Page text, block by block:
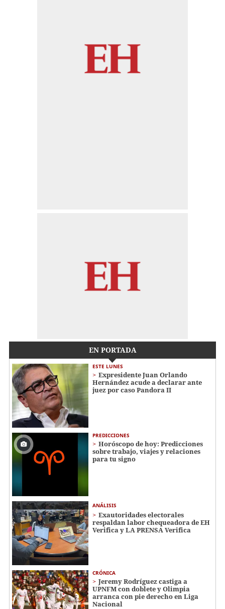
EN PORTADA
ESTE LUNES
Expresidente Juan Orlando
Hernández acude a declarar ante
juez por caso Pandora II
PREDICCIONES
Horóscopo de hoy: Predicciones
sobre trabajo, viajes y relaciones
para tu signo
ANÁLISIS
Exautoridades electorales
respaldan labor chequeadora de EH
Verifica y LA PRENSA Verifica
CRÓNICA
Jeremy Rodríguez castiga a
UPNFM con doblete y Olimpia
arranca con pie derecho en Liga
Nacional